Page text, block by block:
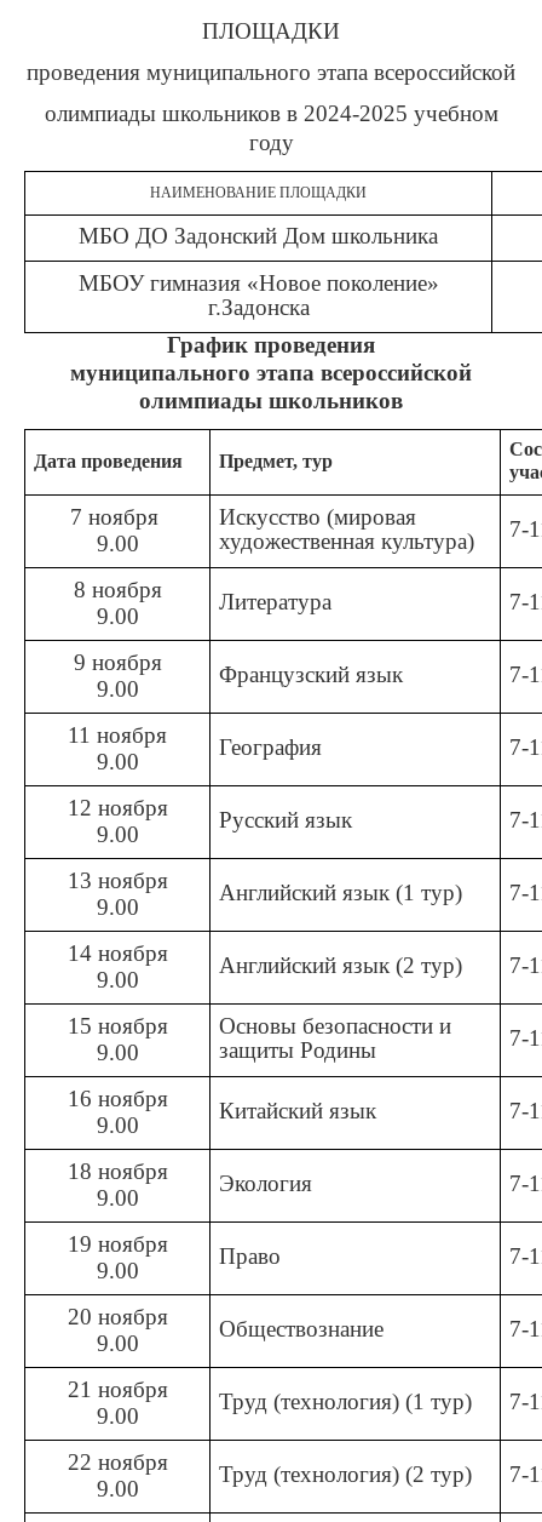
ПЛОЩАДКИ
проведения муниципального этапа всероссийской
олимпиады школьников в 2024-2025 учебном
году
НАИМЕНОВАНИЕ ПЛОЩАДКИ
МБО ДО Задонский Дом школьника
МБОУ гимназия «Новое поколение»
г.Задонска
График проведения
муниципального этапа всероссийской
олимпиады школьников
Дата проведения Предмет, тур
7 ноября
9.00
Искусство (мировая
художественная культура)
7-
8 ноября
9.00
Литература 7-
9 ноября
9.00
Французский язык 7-
11 ноября
9.00
География 7-
12 ноября
9.00
Русский язык 7-
13 ноября
9.00
Английский язык (1 тур) 7-
14 ноября
9.00
Английский язык (2 тур) 7-
15 ноября
9.00
Основы безопасности и
защиты Родины
7-
16 ноября
9.00
Китайский язык 7-
18 ноября
9.00
Экология 7-
19 ноября
9.00
Право 7-
20 ноября
9.00
Обществознание 7-
21 ноября
9.00
Труд (технология) (1 тур) 7-
22 ноября
9.00
Труд (технология) (2 тур) 7-